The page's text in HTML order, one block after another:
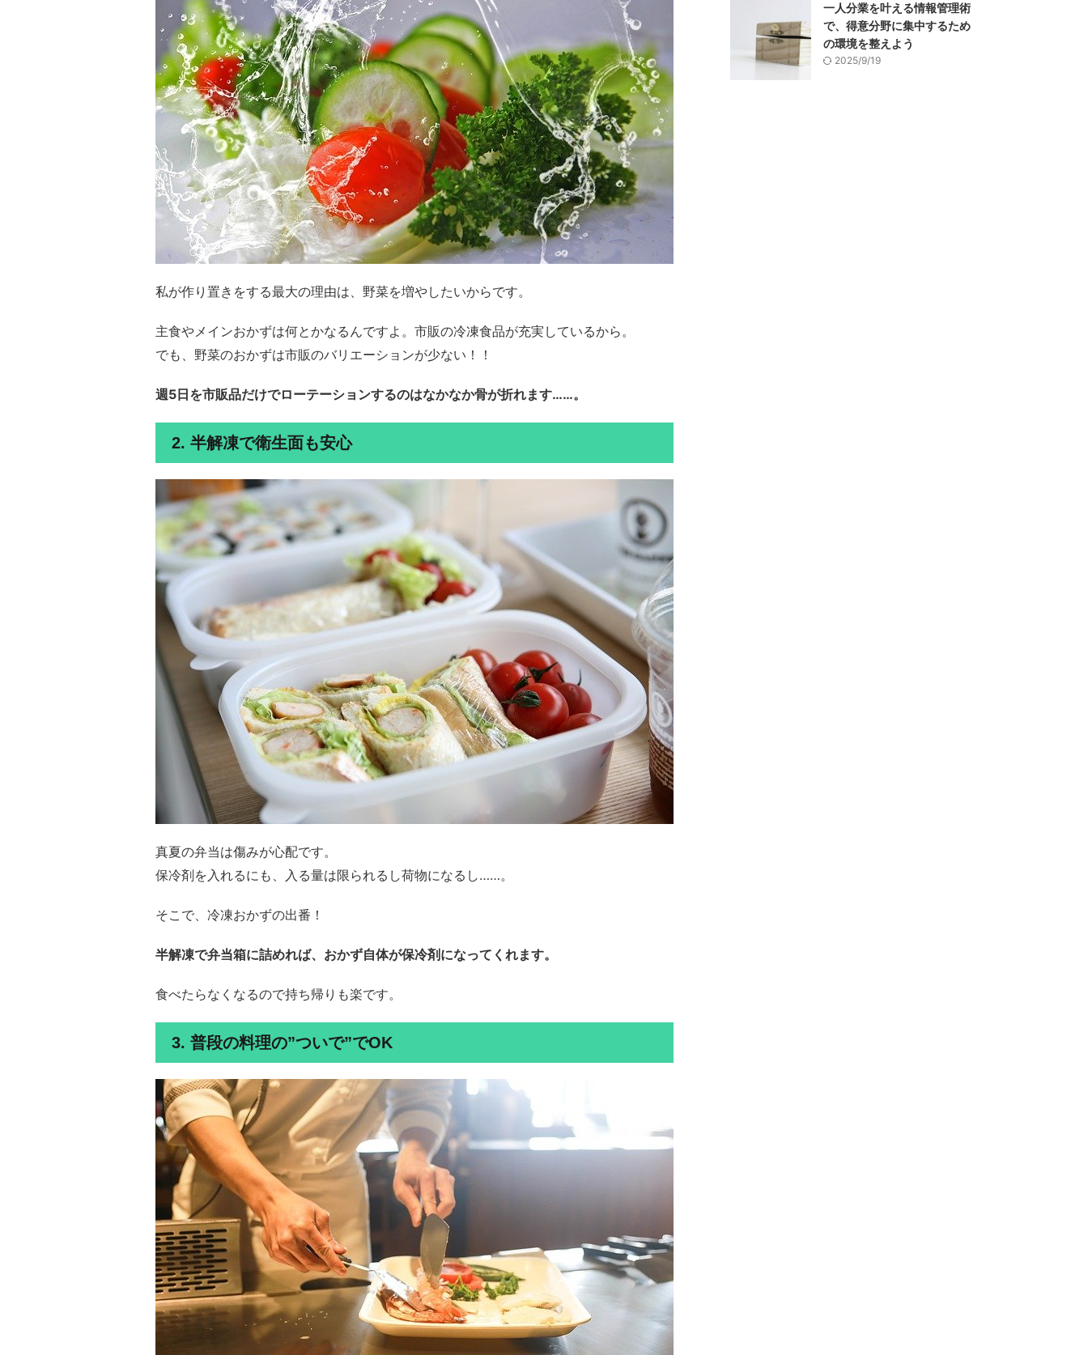
私が作り置きをする最大の理由は、野菜を増やしたいからです。
主食やメインおかずは何とかなるんですよ。市販の冷凍食品が充実しているから。
でも、野菜のおかずは市販のバリエーションが少ない！！
週5日を市販品だけでローテーションするのはなかなか骨が折れます……。
2. 半解凍で衛生面も安心
真夏の弁当は傷みが心配です。
保冷剤を入れるにも、入る量は限られるし荷物になるし……。
そこで、冷凍おかずの出番！
半解凍で弁当箱に詰めれば、おかず自体が保冷剤になってくれます。
食べたらなくなるので持ち帰りも楽です。
3. 普段の料理の”ついで”でOK
一人分業を叶える情報管理術
で、得意分野に集中するため
の環境を整えよう
2025/9/19